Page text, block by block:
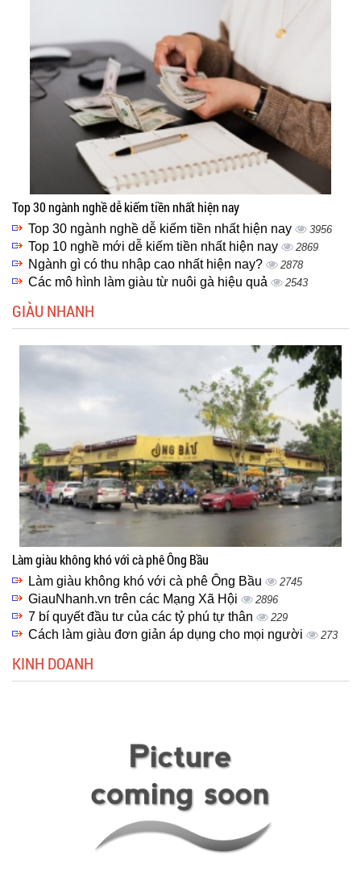
Top 30 ngành nghề dễ kiếm tiền nhất hiện nay
Top 30 ngành nghề dễ kiếm tiền nhất hiện nay 3956
Top 10 nghề mới dễ kiếm tiền nhất hiện nay 2869
Ngành gì có thu nhập cao nhất hiện nay? 2878
Các mô hình làm giàu từ nuôi gà hiệu quả 2543
GIÀU NHANH
Làm giàu không khó với cà phê Ông Bầu
Làm giàu không khó với cà phê Ông Bầu 2745
GiauNhanh.vn trên các Mạng Xã Hội 2896
7 bí quyết đầu tư của các tỷ phú tự thân 229
Cách làm giàu đơn giản áp dụng cho mọi người 273
KINH DOANH